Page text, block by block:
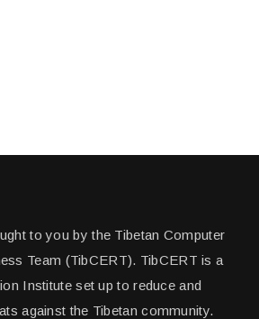
to you by the Tibetan Computer
Team (TibCERT). TibCERT is a
Institute set up to reduce and
against the Tibetan community.